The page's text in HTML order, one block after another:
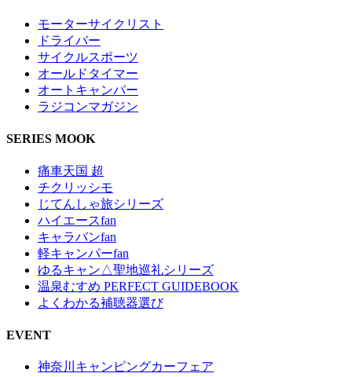
モーターサイクリスト
ドライバー
サイクルスポーツ
オールドタイマー
オートキャンパー
ラジコンマガジン
SERIES MOOK
痛車天国 超
チクリッシモ
じてんしゃ旅シリーズ
ハイエースfan
キャラバンfan
軽キャンパーfan
ゆるキャン△聖地巡礼シリーズ
温泉むすめ PERFECT GUIDEBOOK
よくわかる補聴器選び
EVENT
神奈川キャンピングカーフェア